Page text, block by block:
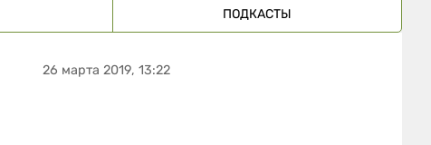
ПОДКАСТЫ
26 марта 2019, 13:22